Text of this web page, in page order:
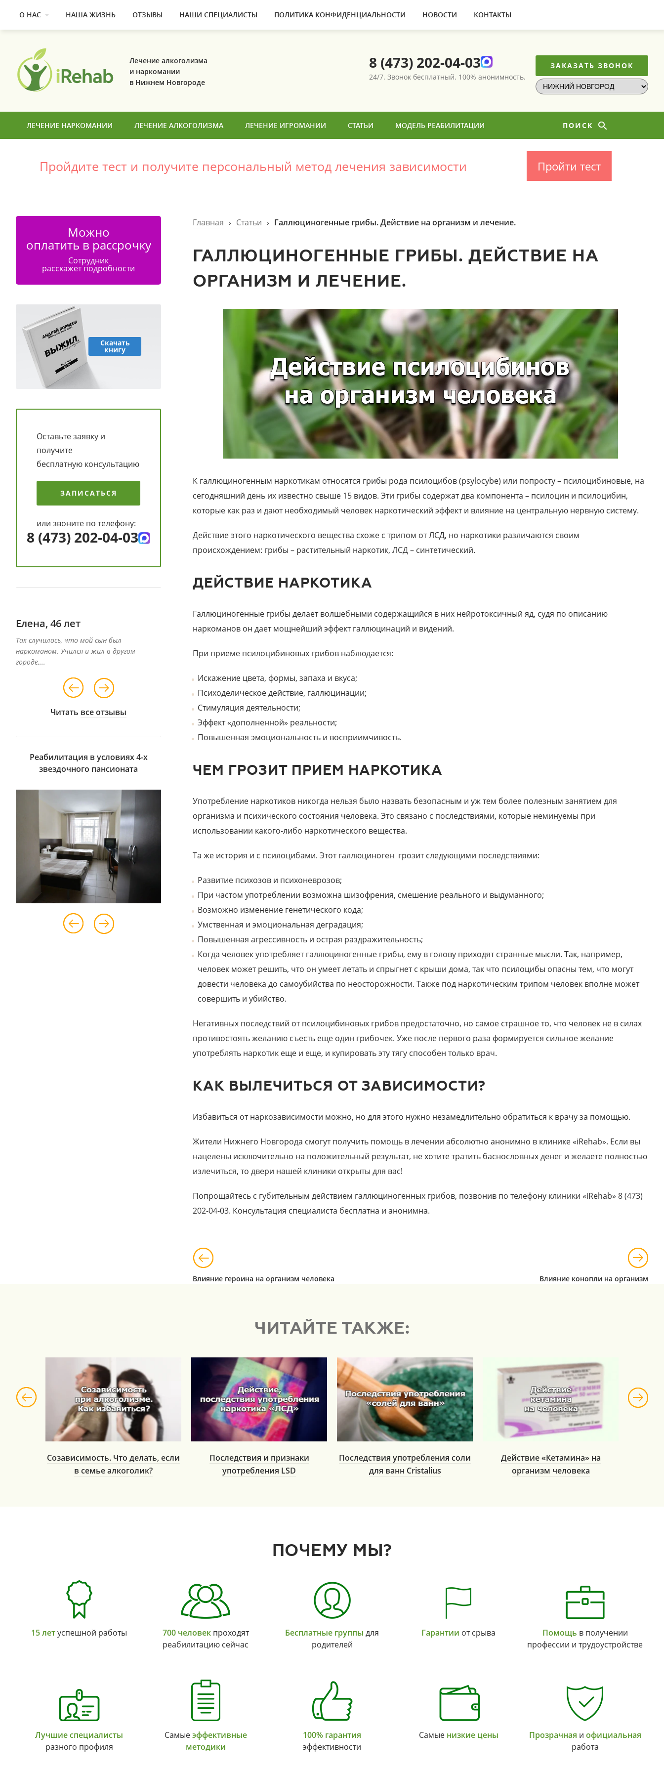
О НАС НАША ЖИЗНЬ ОТЗЫВЫ НАШИ СПЕЦИАЛИСТЫ ПОЛИТИКА КОНФИДЕНЦИАЛЬНОСТИ НОВОСТИ КОНТАКТЫ
Лечение алкоголизма
и наркомании
в Нижнем Новгороде
8 (473) 202-04-03
24/7. Звонок бесплатный. 100% анонимность.
ЗАКАЗАТЬ ЗВОНОК
ЛЕЧЕНИЕ НАРКОМАНИИ ЛЕЧЕНИЕ АЛКОГОЛИЗМА ЛЕЧЕНИЕ ИГРОМАНИИ СТАТЬИ МОДЕЛЬ РЕАБИЛИТАЦИИ ПОИСК
Пройдите тест и получите персональный метод лечения зависимости Пройти тест
Главная › Статьи › Галлюциногенные грибы. Действие на организм и лечение.
ГАЛЛЮЦИНОГЕННЫЕ ГРИБЫ. ДЕЙСТВИЕ НА
ОРГАНИЗМ И ЛЕЧЕНИЕ.
К галлюциногенным наркотикам относятся грибы рода псилоцибов (psylocybe) или попросту – псилоцибиновые, на
сегодняшний день их известно свыше 15 видов. Эти грибы содержат два компонента – псилоцин и псилоцибин,
которые как раз и дают необходимый человек наркотический эффект и влияние на центральную нервную систему.
Действие этого наркотического вещества схоже с трипом от ЛСД, но наркотики различаются своим
происхождением: грибы – растительный наркотик, ЛСД – синтетический.
ДЕЙСТВИЕ НАРКОТИКА
Галлюциногенные грибы делает волшебными содержащийся в них нейротоксичный яд, судя по описанию
наркоманов он дает мощнейший эффект галлюцинаций и видений.
При приеме псилоцибиновых грибов наблюдается:
Искажение цвета, формы, запаха и вкуса;
Психоделическое действие, галлюцинации;
Стимуляция деятельности;
Эффект «дополненной» реальности;
Повышенная эмоциональность и восприимчивость.
ЧЕМ ГРОЗИТ ПРИЕМ НАРКОТИКА
Употребление наркотиков никогда нельзя было назвать безопасным и уж тем более полезным занятием для
организма и психического состояния человека. Это связано с последствиями, которые неминуемы при
использовании какого-либо наркотического вещества.
Та же история и с псилоцибами. Этот галлюциноген грозит следующими последствиями:
Развитие психозов и психоневрозов;
При частом употреблении возможна шизофрения, смешение реального и выдуманного;
Возможно изменение генетического кода;
Умственная и эмоциональная деградация;
Повышенная агрессивность и острая раздражительность;
Когда человек употребляет галлюциногенные грибы, ему в голову приходят странные мысли. Так, например,
человек может решить, что он умеет летать и спрыгнет с крыши дома, так что псилоцибы опасны тем, что могут
довести человека до самоубийства по неосторожности. Также под наркотическим трипом человек вполне может
совершить и убийство.
Негативных последствий от псилоцибиновых грибов предостаточно, но самое страшное то, что человек не в силах
противостоять желанию съесть еще один грибочек. Уже после первого раза формируется сильное желание
употреблять наркотик еще и еще, и купировать эту тягу способен только врач.
КАК ВЫЛЕЧИТЬСЯ ОТ ЗАВИСИМОСТИ?
Избавиться от наркозависимости можно, но для этого нужно незамедлительно обратиться к врачу за помощью.
Жители Нижнего Новгорода смогут получить помощь в лечении абсолютно анонимно в клинике «iRehab». Если вы
нацелены исключительно на положительный результат, не хотите тратить баснословных денег и желаете полностью
излечиться, то двери нашей клиники открыты для вас!
Попрощайтесь с губительным действием галлюциногенных грибов, позвонив по телефону клиники «iRehab» 8 (473)
202-04-03. Консультация специалиста бесплатна и анонимна.
Влияние героина на организм человека Влияние конопли на организм
Можно
оплатить в рассрочку
Сотрудник
расскажет подробности
Скачать
книгу
Оставьте заявку и
получите
бесплатную консультацию
ЗАПИСАТЬСЯ
или звоните по телефону:
8 (473) 202-04-03
Елена, 46 лет
Так случилось, что мой сын был
наркоманом. Учился и жил в другом
городе,...
вернуть к жизни мою младшую сестру....
Иван, 20 лет
квалифицированных врачей
Читать все отзывы
Реабилитация в условиях 4-х
звездочного пансионата
ЧИТАЙТЕ ТАКЖЕ:
Созависимость. Что делать, если
в семье алкоголик?
Последствия и признаки
употребления LSD
Последствия употребления соли
для ванн Cristalius
Действие «Кетамина» на
организм человека
ПОЧЕМУ МЫ?
15 летуспешной работы 700 человекпроходят
реабилитацию сейчас
Бесплатные группы для
родителей
Гарантии от срыва Помощь в получении
профессии и трудоустройстве
Лучшие специалисты
разного профиля
Самыеэффективные
методики
100% гарантия
эффективности
Самые низкие цены Прозрачная и официальная
работа